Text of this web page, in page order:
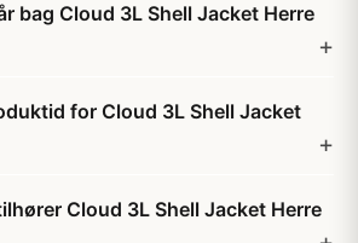
bag Cloud 3L Shell Jacket Herre
for Cloud 3L Shell Jacket
Cloud 3L Shell Jacket Herre